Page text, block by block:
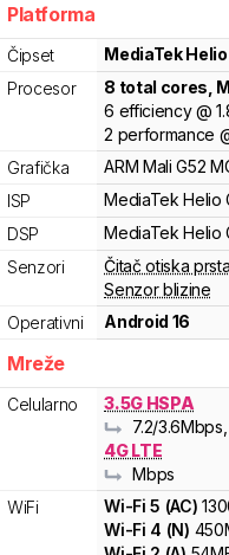
Platforma
Čipset MediaTekHelio
Procesor
8 total cores ,
6 efficiency @
2 performance
Grafička
ARM Mali G52
ISP
MediaTek Helio
DSP
MediaTek Helio
Senzori
Čitač otiska prsta
Senzor blizine
Operativni
Android 16
Mreže
Celularno
3.5G HSPA
7.2/3.6Mbps
4G LTE
Mbps
WiFi
Wi-Fi5 (AC)
Wi-Fi 4 (N) 450